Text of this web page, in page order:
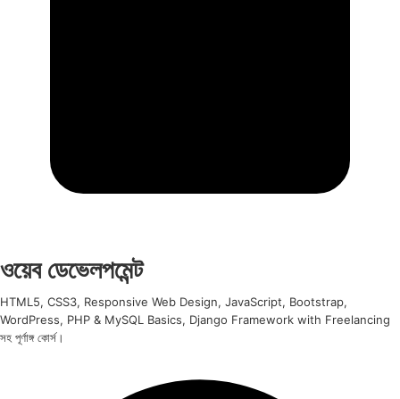
ওয়েব ডেভেলপমেন্ট
HTML5, CSS3, Responsive Web Design, JavaScript, Bootstrap,
WordPress, PHP & MySQL Basics, Django Framework with Freelancing
সহ পূর্ণাঙ্গ কোর্স।